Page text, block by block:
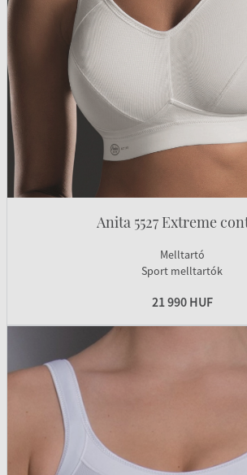
Anita 5527 Extreme
Melltartó
Sport melltartók
21 990 HUF